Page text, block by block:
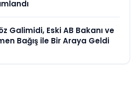
Galimidi, Eski AB Bakanı ve
Bağış ile Bir Araya Geldi